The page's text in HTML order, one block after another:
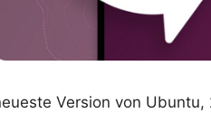
Version von Ubuntu,